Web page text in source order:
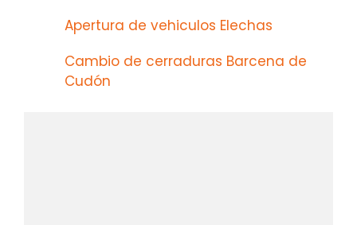
Apertura de vehiculos Elechas
Cambio de cerraduras Barcena de
Cudón